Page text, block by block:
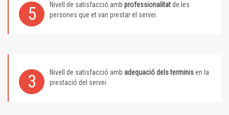
5 Nivell de satisfacció amb professionalitatde les
persones que et van prestar el servei
3 Nivell de satisfacció amb adequació dels terminisen la
prestació del servei